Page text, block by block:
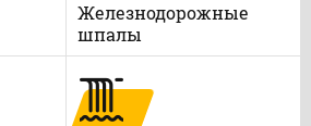
Железнодорожные
шпалы